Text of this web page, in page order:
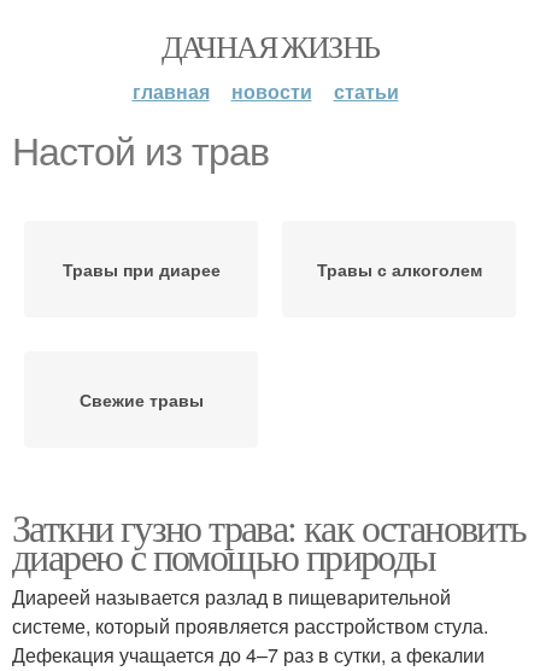
ДАЧНАЯ ЖИЗНЬ
главная новости статьи
Настой из трав
Травы при диарее Травы с алкоголем
Свежие травы
Заткни гузно трава: как остановить
диарею с помощью природы
Диареей называется разлад в пищеварительной
системе, который проявляется расстройством стула.
Дефекация учащается до 4–7 раз в сутки, а фекалии